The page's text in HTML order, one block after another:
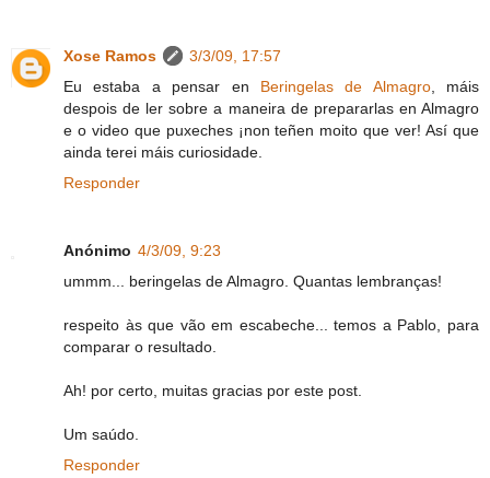
Xose Ramos
3/3/09, 17:57
Eu estaba a pensar en Beringelas de Almagro, máis
despois de ler sobre a maneira de prepararlas en Almagro
e o video que puxeches ¡non teñen moito que ver! Así que
ainda terei máis curiosidade.
Responder
Anónimo 4/3/09, 9:23
ummm... beringelas de Almagro. Quantas lembranças!
respeito às que vão em escabeche... temos a Pablo, para
comparar o resultado.
Ah! por certo, muitas gracias por este post.
Um saúdo.
Responder